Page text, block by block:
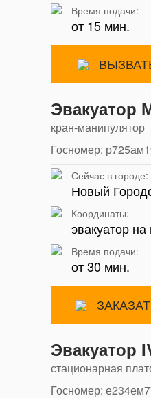
Время подачи:
от 15 мин.
Эвакуатор
кран-манипулятор
Госномер:
Сейчас в городе:
Новый
Координаты:
эвакуатор
Время подачи:
от 30 мин.
Эвакуатор
стационарная
Госномер: